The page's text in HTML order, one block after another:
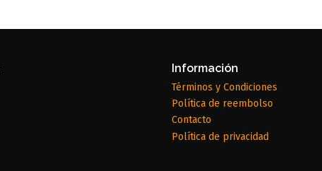
Información
Términos y Condiciones
Política de reembolso
Contacto
Política de privacidad